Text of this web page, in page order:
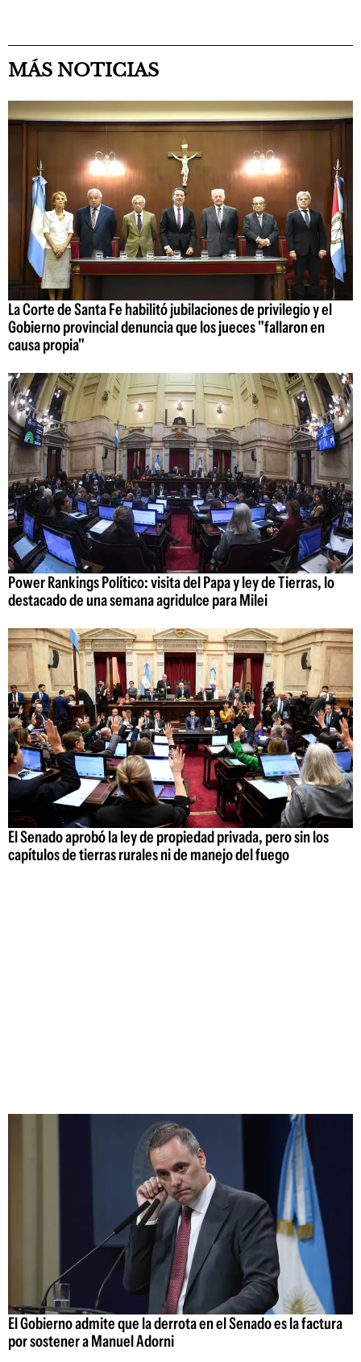
MÁS NOTICIAS
La Corte de Santa Fe habilitó jubilaciones de privilegio y el
Gobierno provincial denuncia que los jueces "fallaron en
causa propia"
Power Rankings Político: visita del Papa y ley de Tierras, lo
destacado de una semana agridulce para Milei
El Senado aprobó la ley de propiedad privada, pero sin los
capítulos de tierras rurales ni de manejo del fuego
El Gobierno admite que la derrota en el Senado es la factura
por sostener a Manuel Adorni